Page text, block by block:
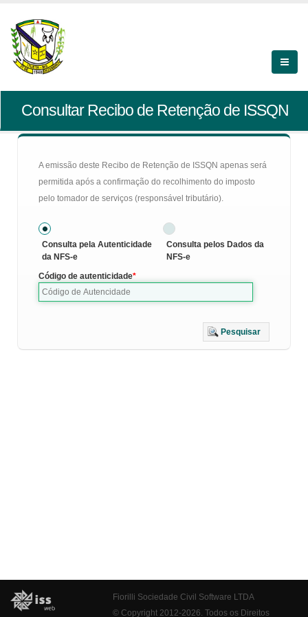
Consultar Recibo de Retenção de ISSQN
A emissão deste Recibo de Retenção de ISSQN apenas será
permitida após a confirmação do recolhimento do imposto
pelo tomador de serviços (responsável tributário).
Consulta pela Autenticidade
da NFS-e
Consulta pelos Dados da
NFS-e
Código de autenticidade
Pesquisar
Fiorilli Sociedade Civil Software LTDA
© Copyright 2012-2026. Todos os Direitos